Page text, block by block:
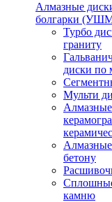
Алмазные
болгарки
Турбо
граниту
диски по
Мульти
бетону
камню